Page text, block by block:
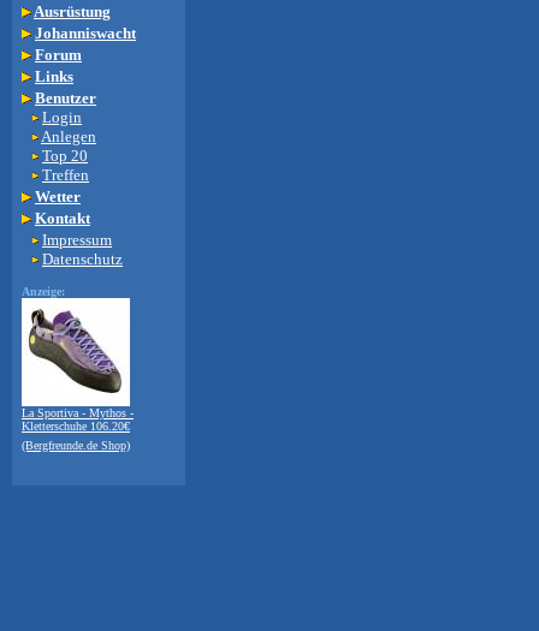
Ausrüstung
Johanniswacht
Forum
Links
Benutzer
Login
Anlegen
Top 20
Treffen
Wetter
Kontakt
Impressum
Datenschutz
Anzeige:
La Sportiva - Mythos -
Kletterschuhe 106.20€
(Bergfreunde.de Shop)